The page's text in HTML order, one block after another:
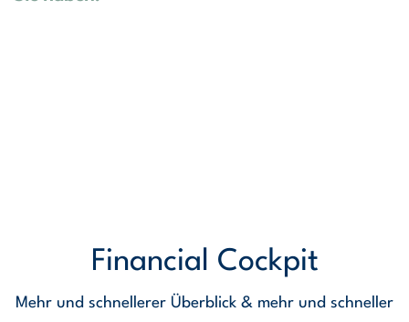
Financial Cockpit
Mehr und schnellerer Überblick & mehr und schneller